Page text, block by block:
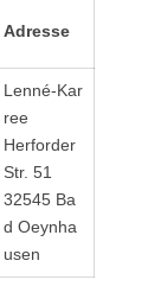
Adresse
Lenné-Kar
ree
Herforder
Str. 51
32545 Ba
d Oeynha
usen